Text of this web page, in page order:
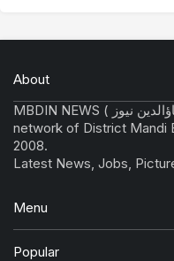
About
MBDIN NEWS ( منڈی بہاؤالدین نیوز ) is the largest media
network of District Mandi
2008.
Latest News, Jobs,
Menu
Popular